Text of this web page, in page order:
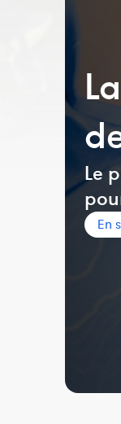
Le
En